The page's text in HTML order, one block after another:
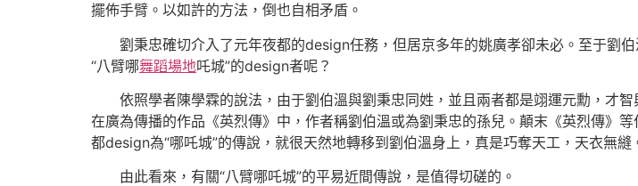
擺佈手臂。以如許的方法，倒也自相矛盾。
劉秉忠確切介入了元年夜都的design任務，但居京多年的姚廣孝卻未必。至于劉
“八臂哪舞蹈場地吒城”的design者呢？
依照學者陳學霖的說法，由于劉伯溫與劉秉忠同姓，並且兩者都是翊運元勳，才
在廣為傳播的作品《英烈傳》中，作者稱劉伯溫或為劉秉忠的孫兒。顛末《英烈傳》
都design為“哪吒城”的傳說，就很天然地轉移到劉伯溫身上，真是巧奪天工，天衣無縫
由此看來，有關“八臂哪吒城”的平易近間傳說，是值得切磋的。